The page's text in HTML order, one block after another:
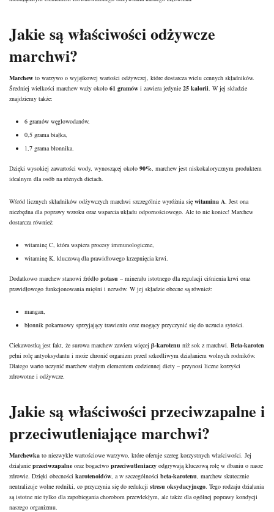
Jakie są właściwości odżywcze
marchwi?
Marchew to warzywo o wyjątkowej wartości odżywczej, które dostarcza wielu cennych składników.
Średniej wielkości marchew waży około 61 gramów i zawiera jedynie 25 kalorii. W jej składzie
znajdziemy także:
6 gramów węglowodanów,
0,5 grama białka,
1,7 grama błonnika.
Dzięki wysokiej zawartości wody, wynoszącej około 90%, marchew jest niskokalorycznym produktem
idealnym dla osób na różnych dietach.
Wśród licznych składników odżywczych marchwi szczególnie wyróżnia się witamina A. Jest ona
niezbędna dla poprawy wzroku oraz wsparcia układu odpornościowego. Ale to nie koniec! Marchew
dostarcza również:
witaminę C, która wspiera procesy immunologiczne,
witaminę K, kluczową dla prawidłowego krzepnięcia krwi.
Dodatkowo marchew stanowi źródło potasu – minerału istotnego dla regulacji ciśnienia krwi oraz
prawidłowego funkcjonowania mięśni i nerwów. W jej składzie obecne są również:
mangan,
błonnik pokarmowy sprzyjający trawieniu oraz mogący przyczynić się do uczucia sytości.
Ciekawostką jest fakt, że surowa marchew zawiera więcej β-karotenu niż sok z marchwi. Beta-karoten
pełni rolę antyoksydantu i może chronić organizm przed szkodliwym działaniem wolnych rodników.
Dlatego warto uczynić marchew stałym elementem codziennej diety – przynosi liczne korzyści
zdrowotne i odżywcze.
Jakie są właściwości przeciwzapalne i
przeciwutleniające marchwi?
Marchewka to niezwykle wartościowe warzywo, które oferuje szereg korzystnych właściwości. Jej
działanie przeciwzapalne oraz bogactwo przeciwutleniaczy odgrywają kluczową rolę w dbaniu o nasze
zdrowie. Dzięki obecności karotenoidów, a w szczególności beta-karotenu, marchew skutecznie
neutralizuje wolne rodniki, co przyczynia się do redukcji stresu oksydacyjnego. Tego rodzaju działania
są istotne nie tylko dla zapobiegania chorobom przewlekłym, ale także dla ogólnej poprawy kondycji
naszego organizmu.